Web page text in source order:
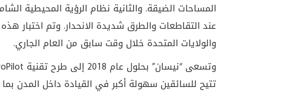
عند التقاطعات والطرق شديدة الانحدار. وتم اختبار
والولايات المتحدة خلال وقت سابق من العام الجاري.
وتسعى “نيسان” بحلول عام 2018 إلى طرح تقنية
تتيح للسائقين سهولة أكبر في القيادة داخل المدن